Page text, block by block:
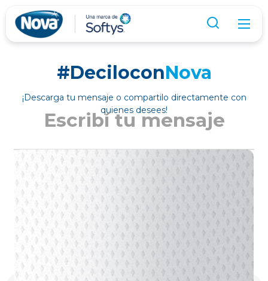
#DeciloconNova
¡Descarga tu mensaje o compartilo directamente con
quienes desees!